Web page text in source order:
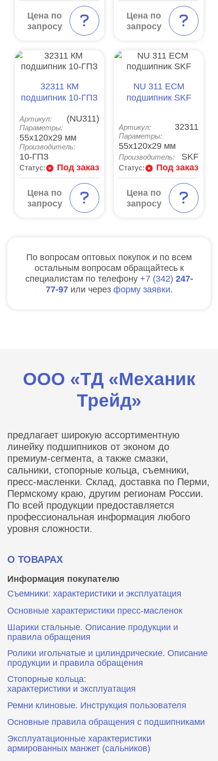
Цена по
запросу
Цена по
запросу
32311 КМ
подшипник 10-ГПЗ
Артикул: (NU311)
Параметры:
55x120x29 мм
Производитель:
10-ГПЗ
Статус: Под заказ
Цена по
запросу
NU 311 ECM
подшипник SKF
Артикул: 32311
Параметры:
55x120x29 мм
Производитель: SKF
Статус: Под заказ
Цена по
запросу
По вопросам оптовых покупок и по всем
остальным вопросам обращайтесь к
специалистам по телефону
7 342 247-
77-97 или через форму заявки.
ООО «ТД «Механик
Трейд»
предлагает широкую ассортиментную
линейку подшипников от эконом до
премиум-сегмента, а также смазки,
сальники, стопорные кольца, съемники,
пресс-масленки. Склад, доставка по Перми,
Пермскому краю, другим регионам России.
По всей продукции предоставляется
профессиональная информация любого
уровня сложности.
О ТОВАРАХ
Информация покупателю
Съемники: характеристики и эксплуатация
Основные характеристики пресс‑масленок
Шарики стальные. Описание продукции и
правила обращения
Ролики игольчатые и цилиндрические. Описание
продукции и правила обращения
Стопорные кольца:
характеристики и эксплуатация
Ремни клиновые. Инструкция пользователя
Основные правила обращения с подшипниками
Эксплуатационные характеристики
армированных манжет (сальников)